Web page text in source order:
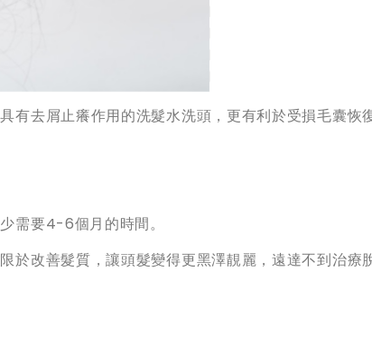
有去屑止癢作用的洗髮水洗頭，更有利於受損毛囊恢
需要4-6個月的時間。
於改善髮質，讓頭髮變得更黑澤靚麗，遠達不到治療